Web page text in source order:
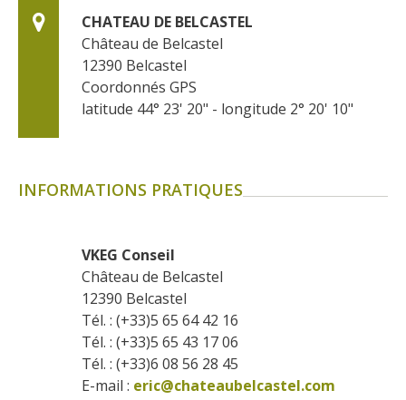
CHATEAU DE BELCASTEL
Château de Belcastel
12390 Belcastel
Coordonnés GPS
latitude 44° 23' 20" - longitude 2° 20' 10"
INFORMATIONS PRATIQUES
VKEG Conseil
Château de Belcastel
12390 Belcastel
Tél. : (+33)5 65 64 42 16
Tél. : (+33)5 65 43 17 06
Tél. : (+33)6 08 56 28 45
E-mail : eric@chateaubelcastel.com